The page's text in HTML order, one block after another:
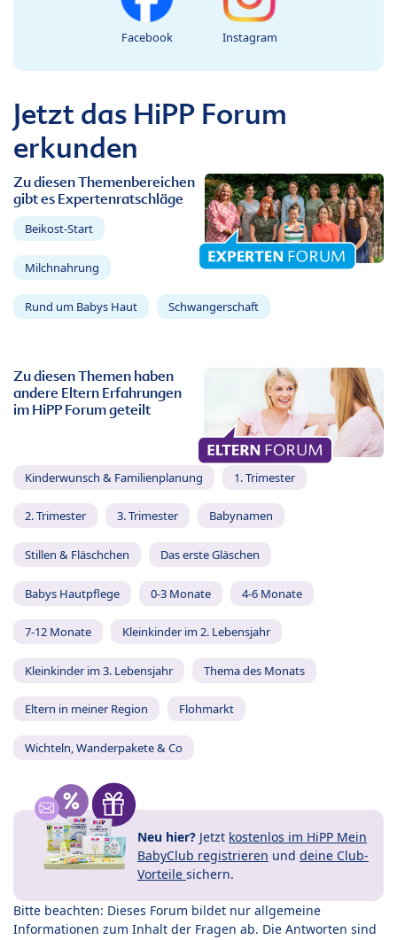
Facebook Instagram
Jetzt das HiPP Forum
erkunden
Zu diesen Themenbereichen
gibt es Expertenratschläge
Beikost-Start
Milchnahrung
Rund um Babys Haut Schwangerschaft
Zu diesen Themen haben
andere Eltern Erfahrungen
im HiPP Forum geteilt
Kinderwunsch & Familienplanung 1. Trimester
2. Trimester 3. Trimester Babynamen
Stillen & Fläschchen Das erste Gläschen
Babys Hautpflege 0-3 Monate 4-6 Monate
7-12 Monate Kleinkinder im 2. Lebensjahr
Kleinkinder im 3. Lebensjahr Thema des Monats
Eltern in meiner Region Flohmarkt
Wichteln, Wanderpakete & Co
Neu hier? Jetzt kostenlos im HiPP Mein
BabyClub registrieren und deine Club-
Vorteile sichern.
Bitte beachten: Dieses Forum bildet nur allgemeine
Informationen zum Inhalt der Fragen ab. Die Antworten sind